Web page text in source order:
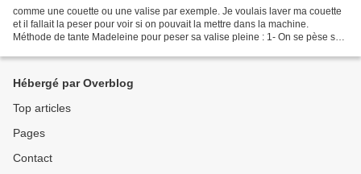
comme une couette ou une valise par exemple. Je voulais laver ma couette
et il fallait la peser pour voir si on pouvait la mettre dans la machine.
Méthode de tante Madeleine pour peser sa valise pleine : 1- On se pèse sur
Hébergé par Overblog
Top articles
Pages
Contact